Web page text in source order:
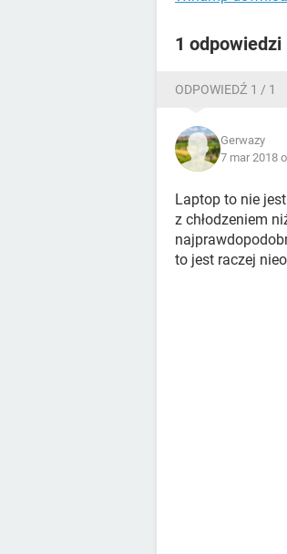
1 odpowiedzi
ODPOWIEDŹ 1 / 1
Gerwazy
7 mar 2018
Laptop to nie
z chłodzeniem
to jest raczej